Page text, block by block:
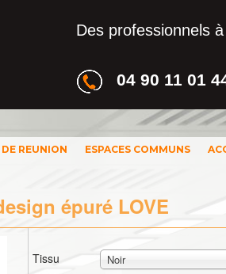
Des professionnels
04 90 11 01
REUNION ESPACES COMMUNS
épuré LOVE
Tissu Noir